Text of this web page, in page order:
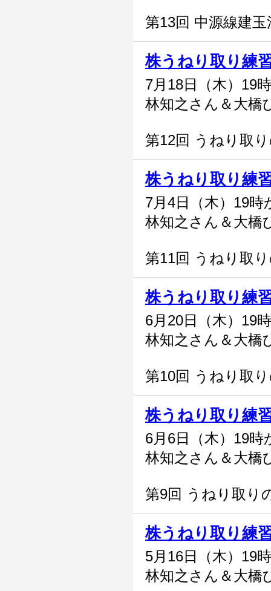
第13回 中源線建
株うねり取り練
7月18日（木）19
林知之さん＆大橋
第12回 うねり取
株うねり取り練
7月4日（木）19時
林知之さん＆大橋
第11回 うねり取
株うねり取り練
6月20日（木）19
林知之さん＆大橋
第10回 うねり取
株うねり取り練
6月6日（木）19時
林知之さん＆大橋
第9回 うねり取
株うねり取り練
5月16日（木）19
林知之さん＆大橋